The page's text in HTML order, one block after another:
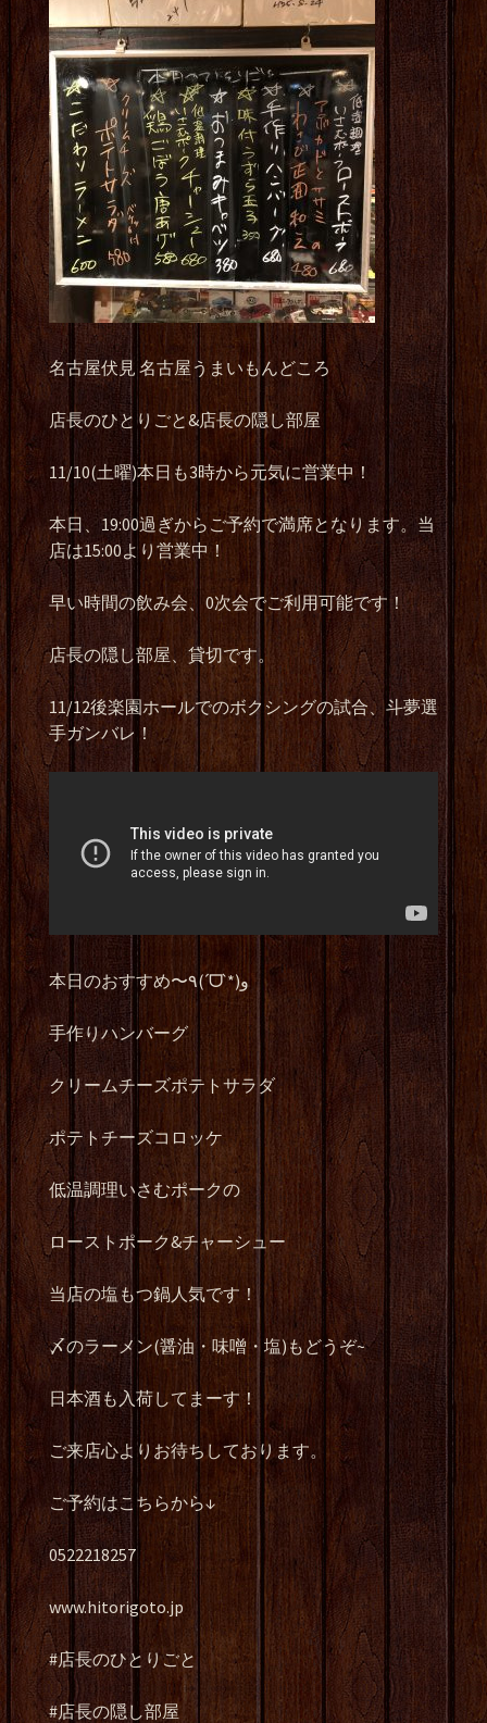
名古屋伏見 名古屋うまいもんどころ
店長のひとりごと&店長の隠し部屋
11/10(土曜)本日も3時から元気に営業中！
本日、19:00過ぎからご予約で満席となります。当
店は15:00より営業中！
早い時間の飲み会、0次会でご利用可能です！
店長の隠し部屋、貸切です。
11/12後楽園ホールでのボクシングの試合、斗夢選
手ガンバレ！
本日のおすすめ〜٩(ˊᗜˋ*)و
手作りハンバーグ
クリームチーズポテトサラダ
ポテトチーズコロッケ
低温調理いさむポークの
ローストポーク&チャーシュー
当店の塩もつ鍋人気です！
〆のラーメン(醤油・味噌・塩)もどうぞ~
日本酒も入荷してまーす！
ご来店心よりお待ちしております。
ご予約はこちらから↓
0522218257
www.hitorigoto.jp
#店長のひとりごと
#店長の隠し部屋